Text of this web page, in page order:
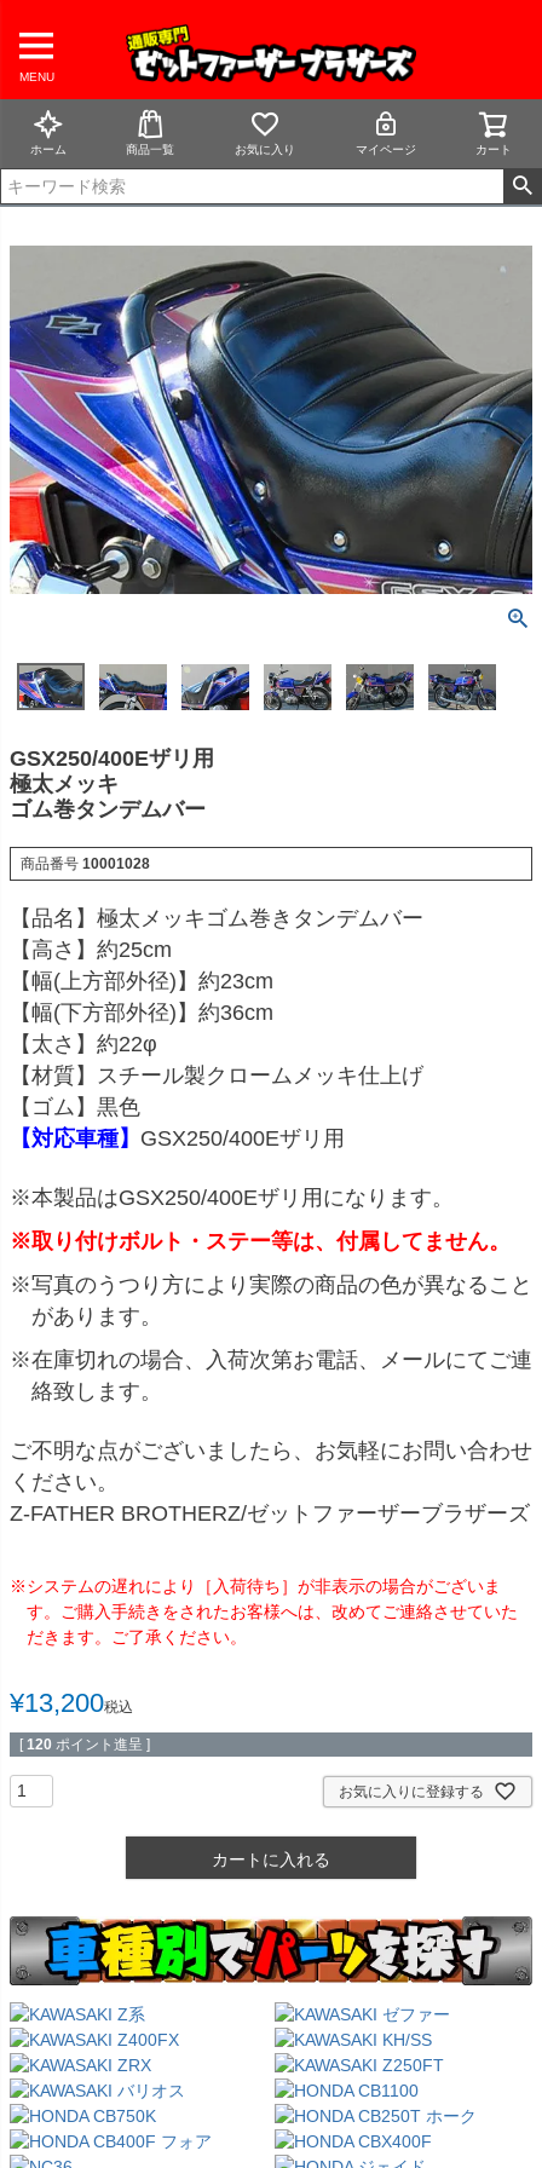
MENU
ホーム 商品一覧 お気に入り マイページ カート
GSX250/400Eザリ用
極太メッキ
ゴム巻タンデムバー
商品番号 10001028
【品名】極太メッキゴム巻きタンデムバー
【高さ】約25cm
【幅(上方部外径)】約23cm
【幅(下方部外径)】約36cm
【太さ】約22φ
【材質】スチール製クロームメッキ仕上げ
【ゴム】黒色
【対応車種】 GSX250/400Eザリ用
※本製品はGSX250/400Eザリ用になります。
※取り付けボルト・ステー等は、付属してません。
※写真のうつり方により実際の商品の色が異なること
があります。
※在庫切れの場合、入荷次第お電話、メールにてご連
絡致します。
ご不明な点がございましたら、お気軽にお問い合わせ
ください。
Z-FATHER BROTHERZ/ゼットファーザーブラザーズ
※システムの遅れにより［入荷待ち］が非表示の場合がございま
す。ご購入手続きをされたお客様へは、改めてご連絡させていた
だきます。ご了承ください。
¥13,200税込
[ 120 ポイント進呈 ]
お気に入りに登録する
カートに入れる